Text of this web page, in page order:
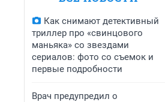
Как снимают детективный
триллер про «свинцового
маньяка» со звездами
сериалов: фото со съемок и
первые подробности
Врач предупредил о